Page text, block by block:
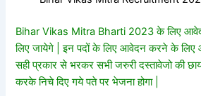
Bihar Vikas Mitra Bharti 2023 के लिए
लिए जायेगे | इन पदों के लिए आवेदन करने के
सही प्रकार से भरकर सभी जरुरी दस्तावेजो की
करके निचे दिए गये पते पर भेजना होगा |